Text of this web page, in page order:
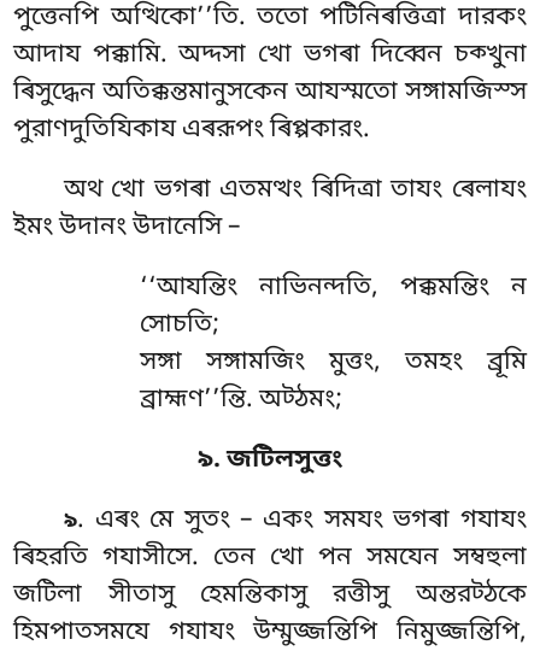
পুত্তেনপি অত্থিকো’’তি. ততো পটিনিৰত্তিত্ৰা দারকং
আদায পক্কামি. অদ্দসা খো ভগৰা দিব্বেন চক্খুনা
ৰিসুদ্ধেন অতিক্কন্তমানুসকেন আযস্মতো সঙ্গামজিস্স
পুরাণদুতিযিকায এৰরূপং ৰিপ্পকারং.
অথ খো ভগৰা এতমত্থং ৰিদিত্ৰা তাযং ৰেলাযং
ইমং উদানং উদানেসি –
‘‘আযন্তিং নাভিনন্দতি, পক্কমন্তিং ন
সোচতি;
সঙ্গা সঙ্গামজিং মুত্তং, তমহং ব্রূমি
ব্রাহ্মণ’’ন্তি. অট্ঠমং;
৯. জটিলসুত্তং
৯. এৰং মে সুতং – একং সমযং ভগৰা গযাযং
ৰিহরতি গযাসীসে. তেন খো পন সমযেন সম্বহুলা
জটিলা সীতাসু হেমন্তিকাসুরত্তীসু অন্তরট্ঠকে
হিমপাতসমযে গযাযং উম্মুজ্জন্তিপি নিমুজ্জন্তিপি,